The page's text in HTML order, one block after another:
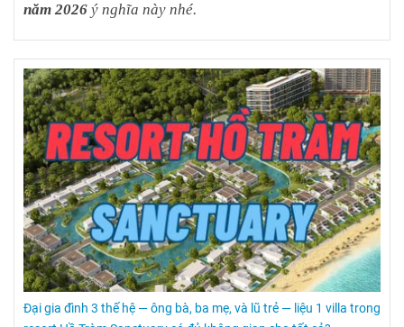
năm 2026 ý nghĩa này nhé.
Đại gia đình 3 thế hệ — ông bà, ba mẹ, và lũ trẻ — liệu 1 villa trong